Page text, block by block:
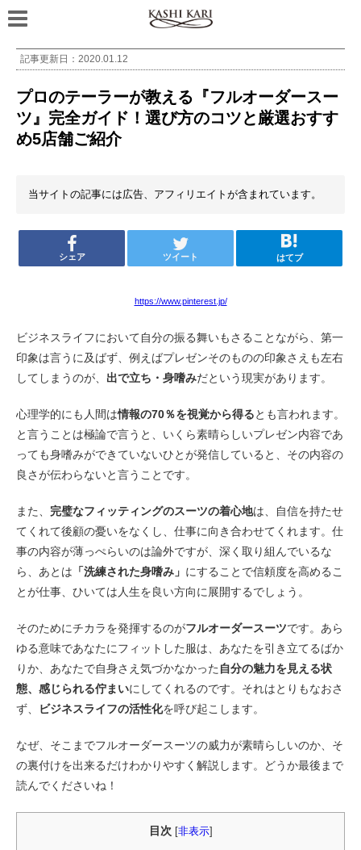
記事更新日： 2020.01.12
プロのテーラーが教える『フルオーダースー
ツ』完全ガイド！選び方のコツと厳選おすす
め5店舗ご紹介
当サイトの記事には広告、アフィリエイトが含まれています。
シェア ツイート はてブ
https://www.pinterest.jp/
ビジネスライフにおいて自分の振る舞いもさることながら、第一
印象は言うに及ばず、例えばプレゼンそのものの印象さえも左右
してしまうのが、 出で立ち・身嗜みだという現実があります。
心理学的にも人間は情報の70％を視覚から得るとも言われます。
と言うことは極論で言うと、いくら素晴らしいプレゼン内容であ
っても身嗜みができていないひとが発信していると、その内容の
良さが伝わらないと言うことです。
また、 完璧なフィッティングのスーツの着心地は、自信を持たせ
てくれて後顧の憂いをなくし、仕事に向き合わせてくれます。仕
事の内容が薄っぺらいのは論外ですが、深く取り組んでいるな
ら、あとは 「洗練された身嗜み」 にすることで信頼度を高めるこ
とが仕事、ひいては人生を良い方向に展開するでしょう。
そのためにチカラを発揮するのがフルオーダースーツです。あら
ゆる意味であなたにフィットした服は、あなたを引き立てるばか
りか、あなたで自身さえ気づかなかった 自分の魅力を見える状
態、感じられる佇まいにしてくれるのです。それはとりもなおさ
ず、
ビジネスライフの活性化を呼び起こします。
なぜ、そこまでフルオーダースーツの威力が素晴らしいのか、そ
の裏付けを出来るだけわかりやすく解説します。どうか最後まで
読んでくださいね！
目次 非表示]